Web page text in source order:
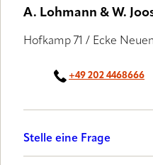
A. Lohmann & W.
Hofkamp 71 / Ecke
+49 202 4468666
Stelle eine Frage